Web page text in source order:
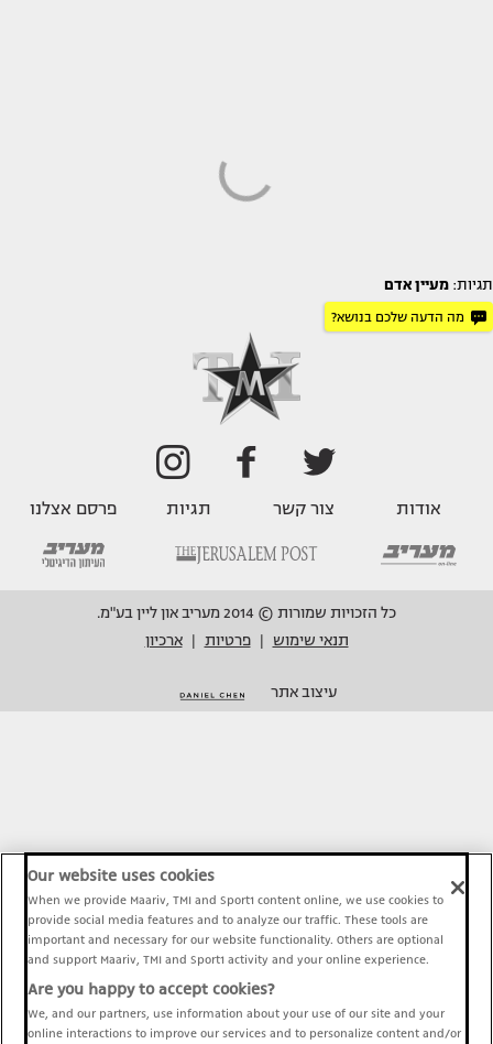
תגיות: מעיין אדם
מה הדעה שלכם בנושא?
אודות צור קשר תגיות פרסם אצלנו
כל הזכויות שמורות © 2014 מעריב און ליין בע"מ.
תנאי שימוש
פרטיות ארכיון
עיצוב אתר
Our website uses cookies
When we provide Maariv, TMI and Sport1 content online, we use cookies to
provide social media features and to analyze our traffic. These tools are
important and necessary for our website functionality. Others are optional
and support Maariv, TMI and Sport1 activity and your online experience.
Are you happy to accept cookies?
We, and our partners, use information about your use of our site and your
online interactions to improve our services and to personalize content and/or